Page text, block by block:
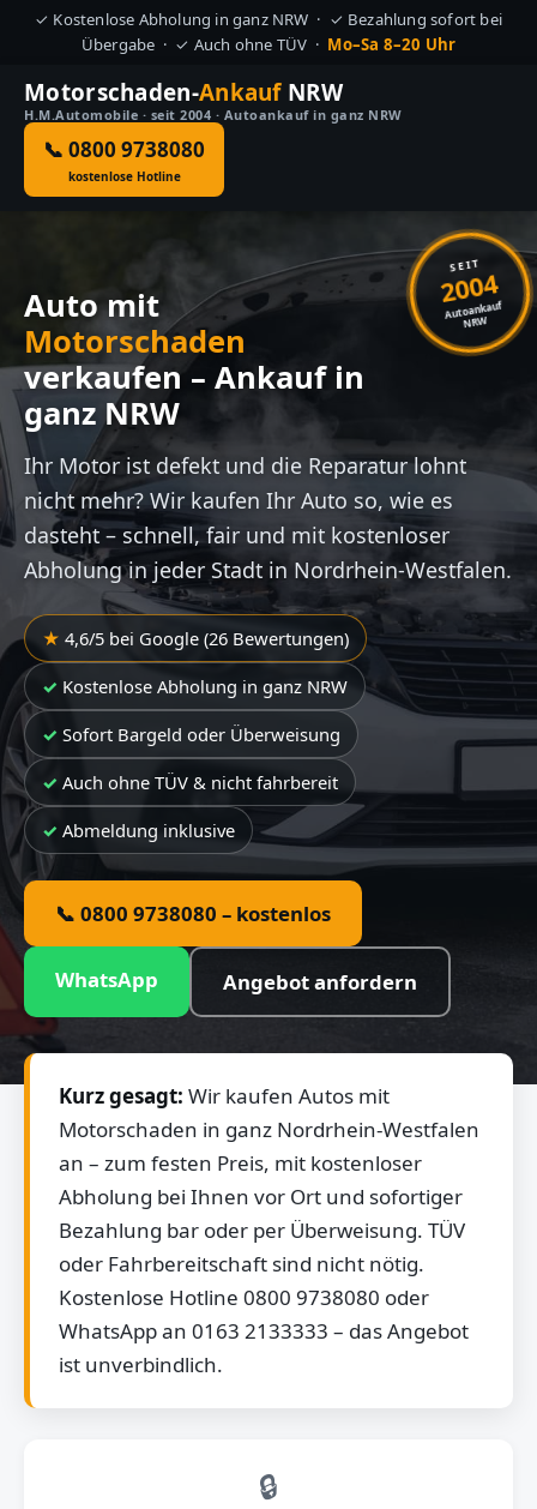
✓ Kostenlose Abholung in ganz NRW · ✓ Bezahlung sofort bei
Übergabe · ✓ Auch ohne TÜV · Mo–Sa 8–20 Uhr
Motorschaden-AnkaufNRW
H.M.Automobile · seit 2004 · Autoankauf in ganz NRW
📞 0800 9738080
kostenlose Hotline
SEIT
2004
Autoankauf
NRW
Auto mit
Motorschaden
verkaufen – Ankauf in
ganz NRW
Ihr Motor ist defekt und die Reparatur lohnt
nicht mehr? Wir kaufen Ihr Auto so, wie es
dasteht – schnell, fair und mit kostenloser
Abholung in jeder Stadt in Nordrhein-Westfalen.
4,6/5 bei Google (26 Bewertungen)
Kostenlose Abholung in ganz NRW
Sofort Bargeld oder Überweisung
Auch ohne TÜV & nicht fahrbereit
Abmeldung inklusive
📞 0800 9738080 – kostenlos
WhatsApp Angebot anfordern
Kurz gesagt: Wir kaufen Autos mit
Motorschaden in ganz Nordrhein-Westfalen
an – zum festen Preis, mit kostenloser
Abholung bei Ihnen vor Ort und sofortiger
Bezahlung bar oder per Überweisung. TÜV
oder Fahrbereitschaft sind nicht nötig.
Kostenlose Hotline 0800 9738080 oder
WhatsApp an 0163 2133333 – das Angebot
ist unverbindlich.
🔒